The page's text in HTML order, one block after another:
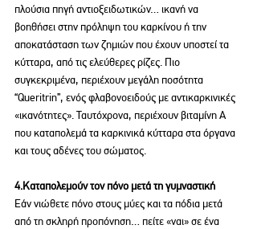
πλούσια πηγή αντιοξειδωτικών… ικανή να
βοηθήσει στην πρόληψη του καρκίνου ή την
αποκατάσταση των ζημιών που έχουν υποστεί τα
κύτταρα, από τις ελεύθερες ρίζες. Πιο
συγκεκριμένα, περιέχουν μεγάλη ποσότητα
“Queritrin”, ενός φλαβονοειδούς με αντικαρκινικές
«ικανότητες». Ταυτόχρονα, περιέχουν βιταμίνη Α
που καταπολεμά τα καρκινικά κύτταρα στα όργανα
και τους αδένες του σώματος.
4.Καταπολεμούν τον πόνο μετά τη γυμναστική
Εάν νιώθετε πόνο στους μύες και τα πόδια μετά
από τη σκληρή προπόνηση… πείτε «ναι» σε ένα